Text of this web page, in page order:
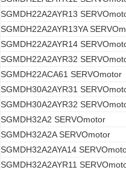
SGMDH22A2AYR13
SGMDH22A2AYR13YA
SGMDH22A2AYR14
SGMDH22A2AYR32
SGMDH22ACA61 SERVOmotor
SGMDH30A2AYR31
SGMDH30A2AYR32
SGMDH32A2 SERVOmotor
SGMDH32A2A SERVOmotor
SGMDH32A2AYA14
SGMDH32A2AYR11